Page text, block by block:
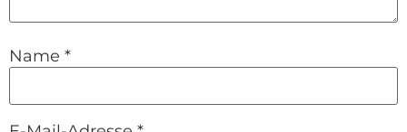
Name *